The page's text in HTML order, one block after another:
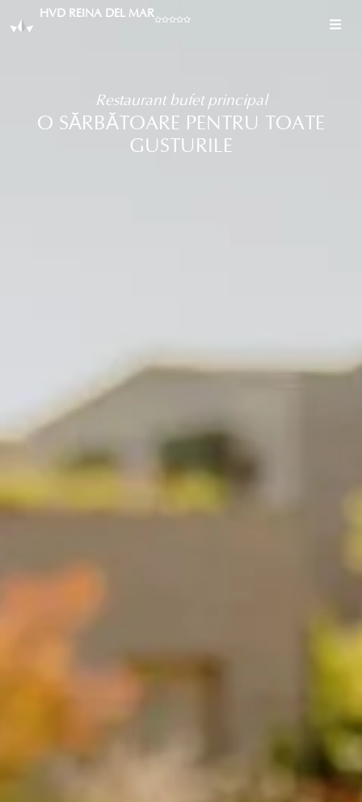
HVD REINA DEL MAR
Restaurant bufet principal
O SĂRBĂTOARE PENTRU TOATE
GUSTURILE